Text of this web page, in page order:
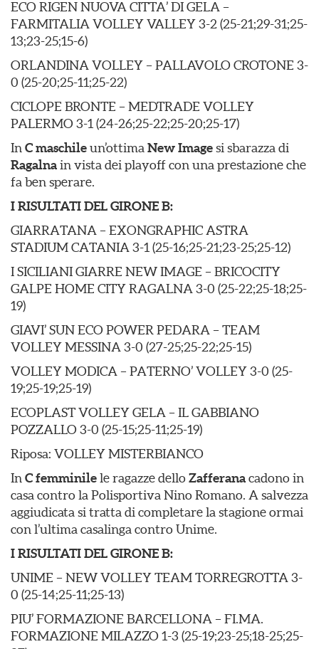
ECO RIGEN NUOVA CITTA’ DI GELA –
FARMITALIA VOLLEY VALLEY 3-2 (25-21;29-31;25-
13;23-25;15-6)
ORLANDINA VOLLEY – PALLAVOLO CROTONE 3-
0 (25-20;25-11;25-22)
CICLOPE BRONTE – MEDTRADE VOLLEY
PALERMO 3-1 (24-26;25-22;25-20;25-17)
In C maschileun’ottima New Imagesi sbarazza di
Ragalnain vista dei playoff con una prestazione che
fa ben sperare.
I RISULTATI DEL GIRONE B:
GIARRATANA – EXONGRAPHIC ASTRA
STADIUM CATANIA 3-1 (25-16;25-21;23-25;25-12)
I SICILIANI GIARRE NEW IMAGE – BRICOCITY
GALPE HOME CITY RAGALNA 3-0 (25-22;25-18;25-
19)
GIAVI’ SUN ECO POWER PEDARA – TEAM
VOLLEY MESSINA 3-0 (27-25;25-22;25-15)
VOLLEY MODICA – PATERNO’ VOLLEY 3-0 (25-
19;25-19;25-19)
ECOPLAST VOLLEY GELA – IL GABBIANO
POZZALLO 3-0 (25-15;25-11;25-19)
Riposa: VOLLEY MISTERBIANCO
In C femminilele ragazze dello Zafferanacadono in
casa contro la Polisportiva Nino Romano. A salvezza
aggiudicata si tratta di completare la stagione ormai
con l’ultima casalinga contro Unime.
I RISULTATI DEL GIRONE B:
UNIME – NEW VOLLEY TEAM TORREGROTTA 3-
0 (25-14;25-11;25-13)
PIU’ FORMAZIONE BARCELLONA – FI.MA.
FORMAZIONE MILAZZO 1-3 (25-19;23-25;18-25;25-